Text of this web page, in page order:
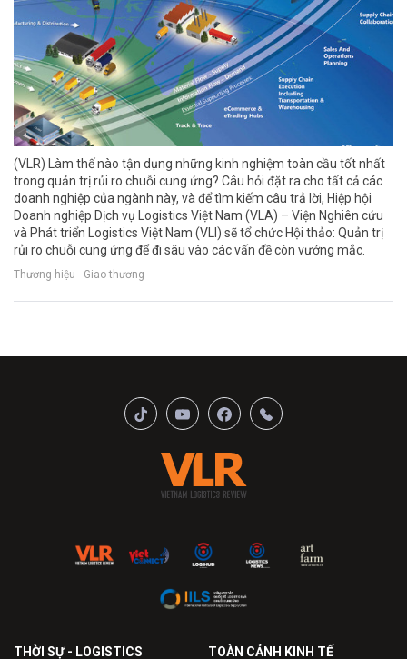
(VLR) Làm thế nào tận dụng những kinh nghiệm toàn cầu tốt nhất
trong quản trị rủi ro chuỗi cung ứng? Câu hỏi đặt ra cho tất cả các
doanh nghiệp của ngành này, và để tìm kiếm câu trả lời, Hiệp hội
Doanh nghiệp Dịch vụ Logistics Việt Nam (VLA) – Viện Nghiên cứu
và Phát triển Logistics Việt Nam (VLI) sẽ tổ chức Hội thảo: Quản trị
rủi ro chuỗi cung ứng để đi sâu vào các vấn đề còn vướng mắc.
Thương hiệu - Giao thương
THỜI SỰ - LOGISTICS TOÀN CẢNH KINH TẾ